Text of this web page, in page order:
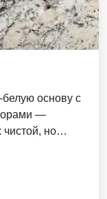
основу с
—
но
и